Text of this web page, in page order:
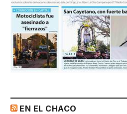
EN EL CHACO